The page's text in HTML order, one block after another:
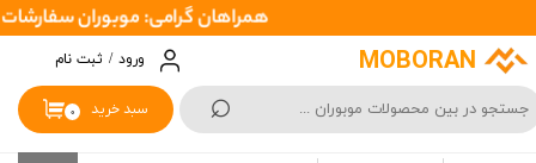
MOBORAN
⌕ ۰ سبد خرید
ورود / ثبت نام
حساب کاربری من
تغییر گذر واژه
همراهان گرامی: موبوران سفارشات شما را در اسرع وقت ( 1 تا 2 روز کاری ) ارسال